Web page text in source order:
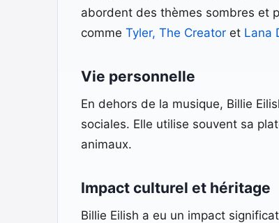
abordent des thèmes sombres et
comme Tyler, The Creatoret Lana
Vie personnelle
En dehors de la musique, Billie
sociales. Elle utilise souvent sa
animaux.
Impact culturel et héritage
Billie Eilish a eu un impact